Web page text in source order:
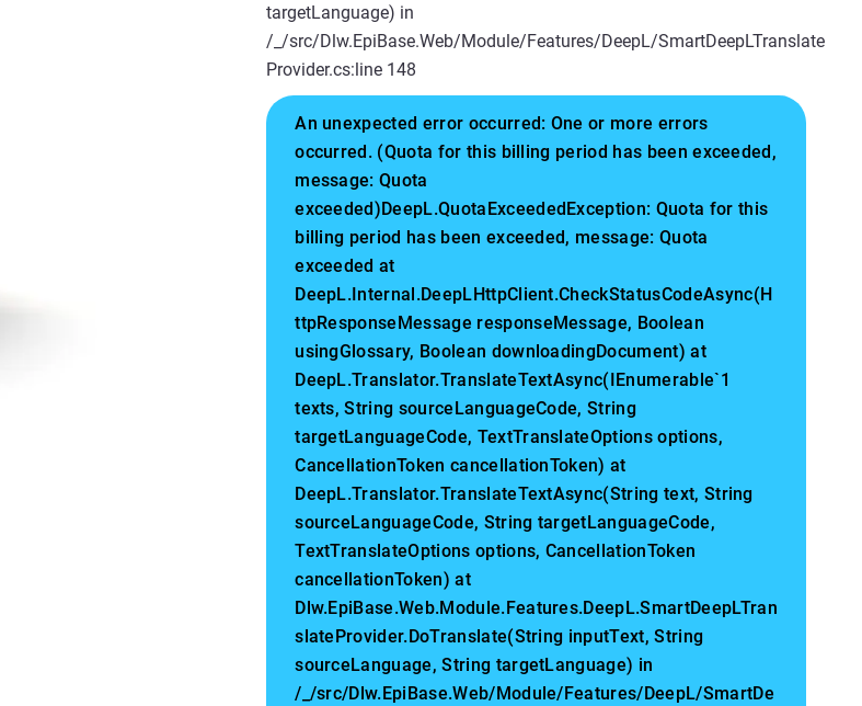
targetLanguage) in
/_/src/Dlw.EpiBase.Web/Module/Features/DeepL/SmartDeepLTranslate
Provider.cs:line 148
An unexpected error occurred: One or more errors
occurred. (Quota for this billing period has been exceeded,
message: Quota
exceeded)DeepL.QuotaExceededException: Quota for this
billing period has been exceeded, message: Quota
exceeded at
DeepL.Internal.DeepLHttpClient.CheckStatusCodeAsync(H
ttpResponseMessage responseMessage, Boolean
usingGlossary, Boolean downloadingDocument) at
DeepL.Translator.TranslateTextAsync(IEnumerable`1
texts, String sourceLanguageCode, String
targetLanguageCode, TextTranslateOptions options,
CancellationToken cancellationToken) at
DeepL.Translator.TranslateTextAsync(String text, String
sourceLanguageCode, String targetLanguageCode,
TextTranslateOptions options, CancellationToken
cancellationToken) at
Dlw.EpiBase.Web.Module.Features.DeepL.SmartDeepLTran
slateProvider.DoTranslate(String inputText, String
sourceLanguage, String targetLanguage) in
/_/src/Dlw.EpiBase.Web/Module/Features/DeepL/SmartDe